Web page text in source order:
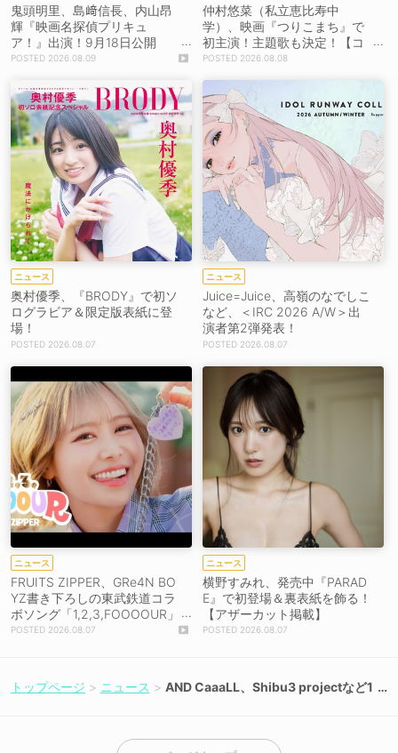
鬼頭明里、島﨑信長、内山昂
輝『映画名探偵プリキュ
ア！』出演！9月18日公開
【コメントあり】
2026.08.09
仲村悠菜（私立恵比寿中
学）、映画『つりこまち』で
初主演！主題歌も決定！【コ
メントあり】
2026.08.08
ニュース
奥村優季、『BRODY』で初ソ
ログラビア＆限定版表紙に登
場！
2026.08.07
ニュース
Juice=Juice、高嶺のなでしこ
など、＜IRC 2026 A/W＞出
演者第2弾発表！
2026.08.07
ニュース
FRUITS ZIPPER、GRe4N BO
YZ書き下ろしの東武鉄道コラ
ボソング「1,2,3,FOOOOUR」
をリリース＆MV公開！
2026.08.07
ニュース
横野すみれ、発売中『PARAD
E』で初登場＆裏表紙を飾る！
【アザーカット掲載】
2026.08.07
トップページ ニュース
AND CaaaLL、Shibu3 projectなど1
開催